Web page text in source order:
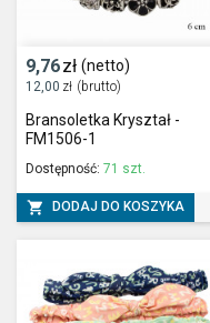
9,76zł (netto)
12,00 zł (brutto)
Bransoletka Kryształ -
FM1506-1
Dostępność: 71 szt.
 DODAJ DO KOSZYKA